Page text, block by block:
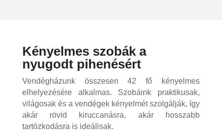
Kényelmes szobák a
nyugodt pihenésért
Vendégházunk összesen 42 fő kényelmes
elhelyezésére alkalmas. Szobáink praktikusak,
világosak és a vendégek kényelmét szolgálják, így
akár rövid kiruccanásra, akár hosszabb
tartózkodásra is ideálisak.